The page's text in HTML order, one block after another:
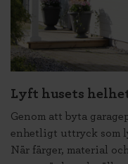
Lyft husets
Genom att byta
enhetligt uttryck som
När färger, material